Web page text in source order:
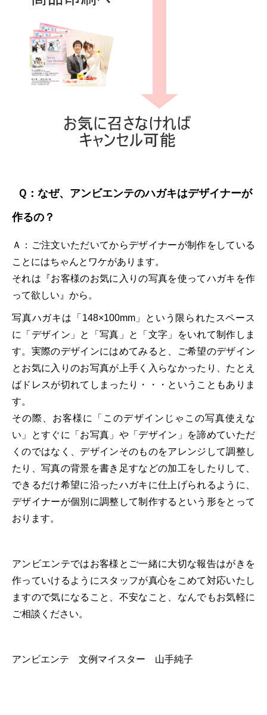
Ｑ：なぜ、アンビエンテのハガキはデザイナーが
作るの？
Ａ：ご注文いただいてからデザイナーが制作をしている
ことにはちゃんとワケがあります。
それは『お客様のお気に入りの写真を使ってハガキを作
って欲しい』から。
写真ハガキは「148×100mm」という限られたスペース
に「デザイン」と「写真」と「文字」をいれて制作しま
す。実際のデザインにはめてみると、ご希望のデザイン
とお気に入りのお写真が上手く入らなかったり、たとえ
ばドレスが切れてしまったり・・・ということもありま
す。
その際、お客様に「このデザインじゃこの写真使えな
い」とすぐに「お写真」や「デザイン」を諦めていただ
くのではなく、デザインそのものをアレンジして調整し
たり、写真の背景を書き足すなどの加工をしたりして、
できるだけ希望に沿ったハガキに仕上げられるように、
デザイナーが個別に調整して制作するという形をとって
おります。
アンビエンテではお客様とご一緒に大切な報告はがきを
作っていけるようにスタッフが真心をこめて対応いたし
ますので気になること、不安なこと、なんでもお気軽に
ご相談ください。
アンビエンテ 文例マイスター 山手純子